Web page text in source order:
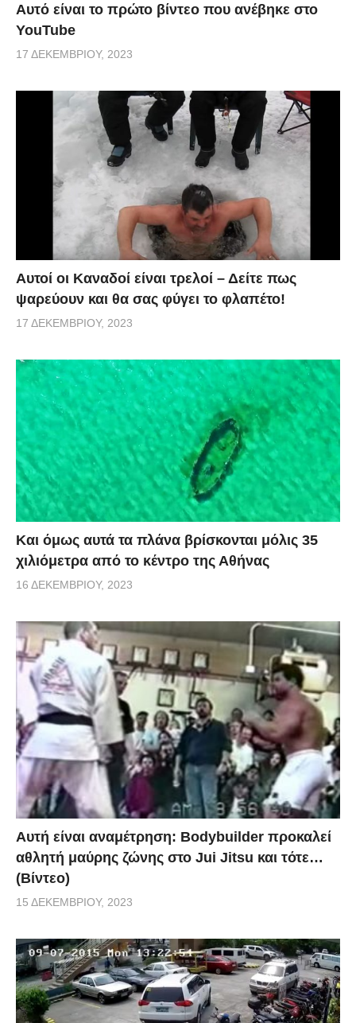
Αυτό είναι το πρώτο βίντεο που ανέβηκε στο
YouTube
17 ΔΕΚΕΜΒΡΊΟΥ, 2023
Αυτοί οι Καναδοί είναι τρελοί – Δείτε πως
ψαρεύουν και θα σας φύγει το φλαπέτο!
17 ΔΕΚΕΜΒΡΊΟΥ, 2023
Και όμως αυτά τα πλάνα βρίσκονται μόλις 35
χιλιόμετρα από το κέντρο της Αθήνας
16 ΔΕΚΕΜΒΡΊΟΥ, 2023
Αυτή είναι αναμέτρηση: Bodybuilder προκαλεί
αθλητή μαύρης ζώνης στο Jui Jitsu και τότε…
(Βίντεο)
15 ΔΕΚΕΜΒΡΊΟΥ, 2023